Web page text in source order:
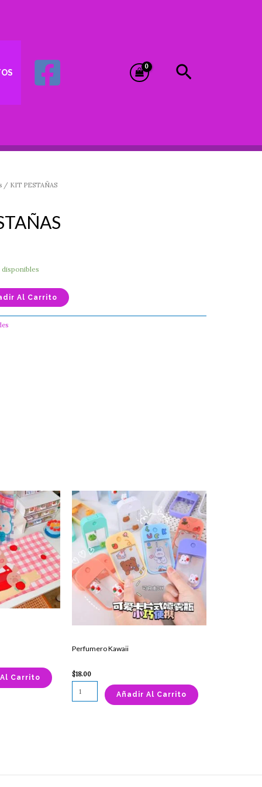
Buscar
/ KIT PESTAÑAS
disponibles
Al Carrito
Carrito
Perfumero Kawaii
$18.00
Perfumero
Kawaii
cantidad
Añadir Al Carrito